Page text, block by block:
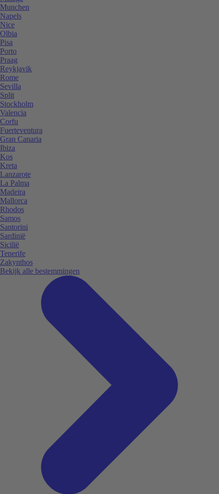
Munchen
Napels
Nice
Olbia
Pisa
Porto
Praag
Reykjavik
Rome
Sevilla
Split
Stockholm
Valencia
Corfu
Fuerteventura
Gran Canaria
Ibiza
Kos
Kreta
Lanzarote
La Palma
Madeira
Mallorca
Rhodos
Samos
Santorini
Sardinië
Sicilië
Tenerife
Zakynthos
Bekijk alle bestemmingen